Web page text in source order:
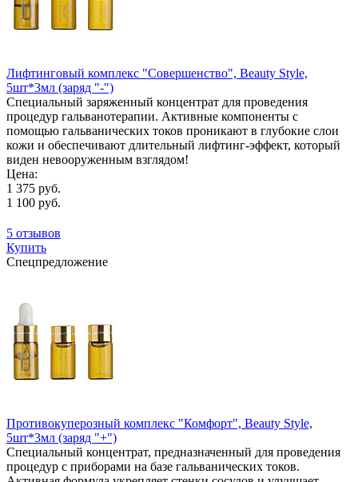
Лифтинговый комплекс "Совершенство", Beauty Style,
5шт*3мл (заряд "-")
Специальный заряженный концентрат для проведения
процедур гальванотерапии. Активные компоненты с
помощью гальванических токов проникают в глубокие слои
кожи и обеспечивают длительный лифтинг-эффект, который
виден невооруженным взглядом!
Цена:
1 375 руб.
1 100 руб.
5 отзывов
Купить
Спецпредложение
Противокуперозный комплекс "Комфорт", Beauty Style,
5шт*3мл (заряд "+")
Специальный концентрат, предназначенный для проведения
процедур с приборами на базе гальванических токов.